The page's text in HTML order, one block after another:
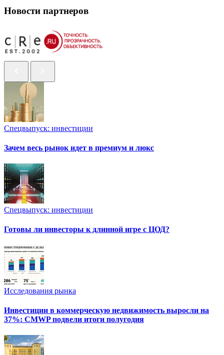
Новости партнеров
Спецвыпуск: инвестиции
Зачем весь рынок идет в премиум и люкс
Спецвыпуск: инвестиции
Готовы ли инвесторы к длинной игре с ЦОД?
Исследования рынка
Инвестиции в коммерческую недвижимость выросли на
37%: CMWP подвели итоги полугодия